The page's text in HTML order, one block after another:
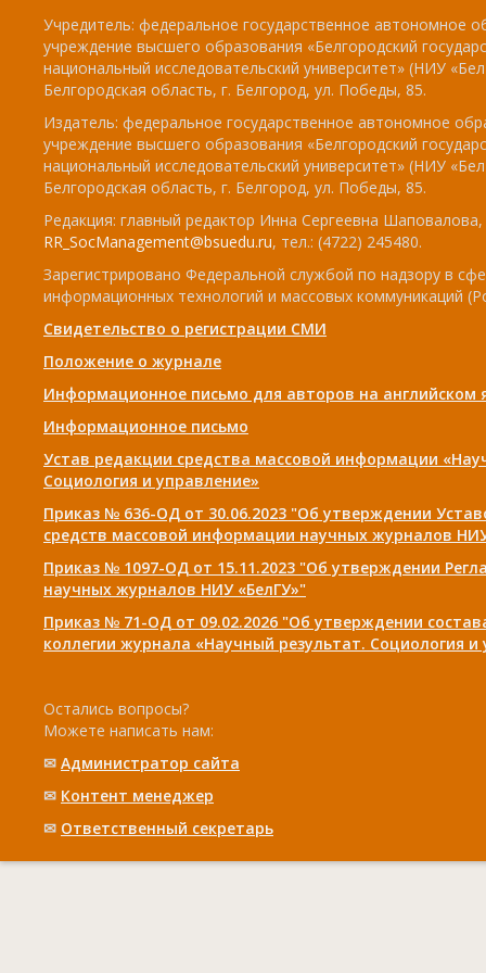
Учредитель: федеральное государственное автономное
учреждение высшего образования «Белгородский
национальный исследовательский университет» (НИУ
Белгородская область, г. Белгород, ул. Победы, 85.
Издатель: федеральное государственное автономное
учреждение высшего образования «Белгородский
национальный исследовательский университет» (НИУ
Белгородская область, г. Белгород, ул. Победы, 85.
Редакция: главный редактор Инна Сергеевна
RR_SocManagement@bsuedu.ru, тел.: (4722) 245480.
Зарегистрировано Федеральной службой по надзору в
информационных технологий и массовых коммуникаций
Свидетельство о регистрации СМИ
Положение о журнале
Информационное письмо для авторов на английском
Информационное письмо
Устав редакции средства массовой информации
Социология и управление»
Приказ № 636-ОД от 30.06.2023 "Об утверждении
средств массовой информации научных журналов
Приказ № 1097-ОД от 15.11.2023 "Об утверждении
научных журналов НИУ «БелГУ»"
Приказ № 71-ОД от 09.02.2026 "Об утверждении
коллегии журнала «Научный результат. Социология и
Остались вопросы?
Можете написать нам:
✉ Администратор сайта
✉ Контент менеджер
✉ Ответственный cекретарь